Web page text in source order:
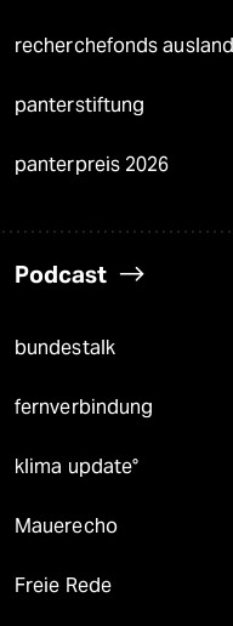
recherchefonds ausland
panterstiftung
panterpreis 2026
Podcast
bundestalk
fernverbindung
klima update°
Mauerecho
Freie Rede